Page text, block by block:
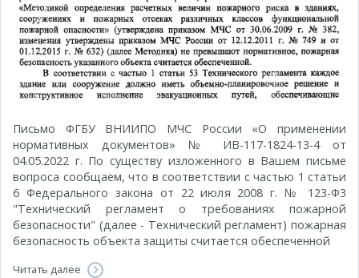
Письмо ФГБУ ВНИИПО МЧС России «О применении
нормативных документов» № ИВ-117-1824-13-4 от
04.05.2022 г. По существу изложенного в Вашем письме
вопроса сообщаем, что в соответствии с частью 1 статьи
6 Федерального закона от 22 июля 2008 г. № 123-Ф3
"Технический регламент о требованиях пожарной
безопасности" (далее - Технический регламент) пожарная
безопасность объекта защиты считается обеспеченной
Читать далее